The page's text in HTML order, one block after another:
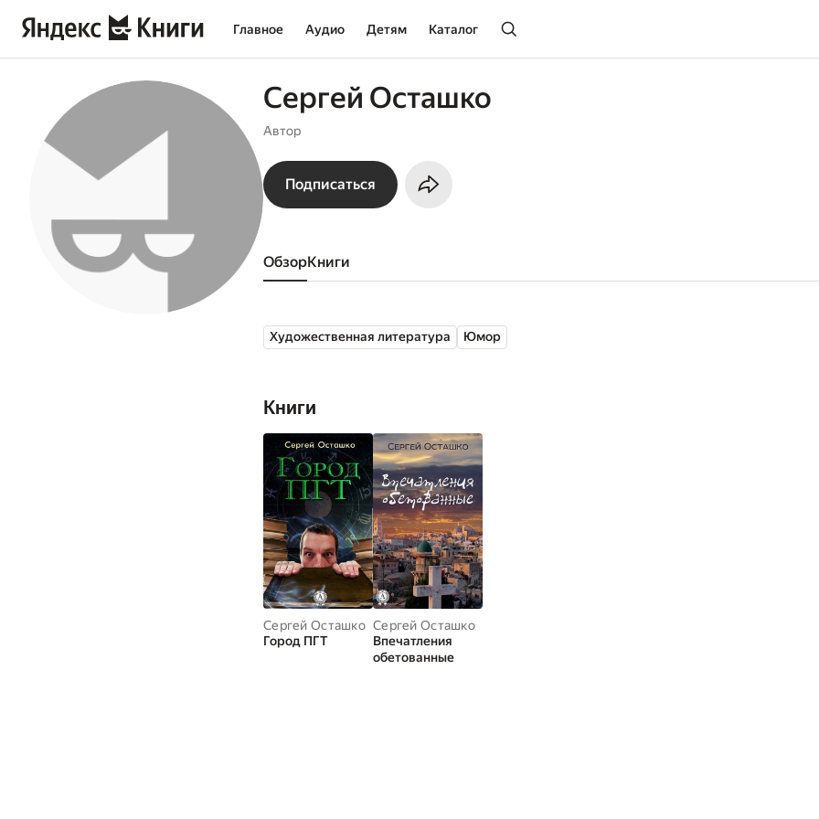
Главное Аудио Детям Каталог
Сергей Осташко
Автор
Подписаться
Обзор книги
Художественная литература Юмор
Книги
Сергей Осташко
Город ПГТ
Сергей Осташко
Впечатления
обетованные